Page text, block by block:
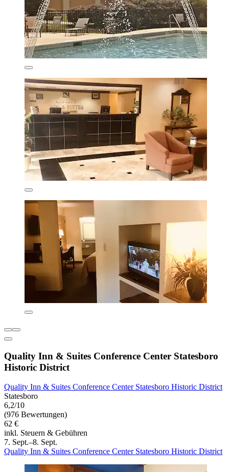
Quality Inn & Suites Conference Center Statesboro
Historic District
Quality Inn & Suites Conference Center Statesboro Historic District
Statesboro
6,2/10
(976 Bewertungen)
62 €
inkl. Steuern & Gebühren
7. Sept.–8. Sept.
Quality Inn & Suites Conference Center Statesboro Historic District